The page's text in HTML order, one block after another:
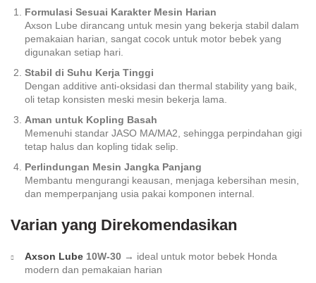
Formulasi Sesuai Karakter Mesin Harian
Axson Lube dirancang untuk mesin yang bekerja stabil dalam
pemakaian harian, sangat cocok untuk motor bebek yang
digunakan setiap hari.
Stabil di Suhu Kerja Tinggi
Dengan additive anti-oksidasi dan thermal stability yang baik,
oli tetap konsisten meski mesin bekerja lama.
Aman untuk Kopling Basah
Memenuhi standar JASO MA/MA2, sehingga perpindahan gigi
tetap halus dan kopling tidak selip.
Perlindungan Mesin Jangka Panjang
Membantu mengurangi keausan, menjaga kebersihan mesin,
dan memperpanjang usia pakai komponen internal.
Varian yang Direkomendasikan
Axson Lube 10W-30 → ideal untuk motor bebek Honda
modern dan pemakaian harian